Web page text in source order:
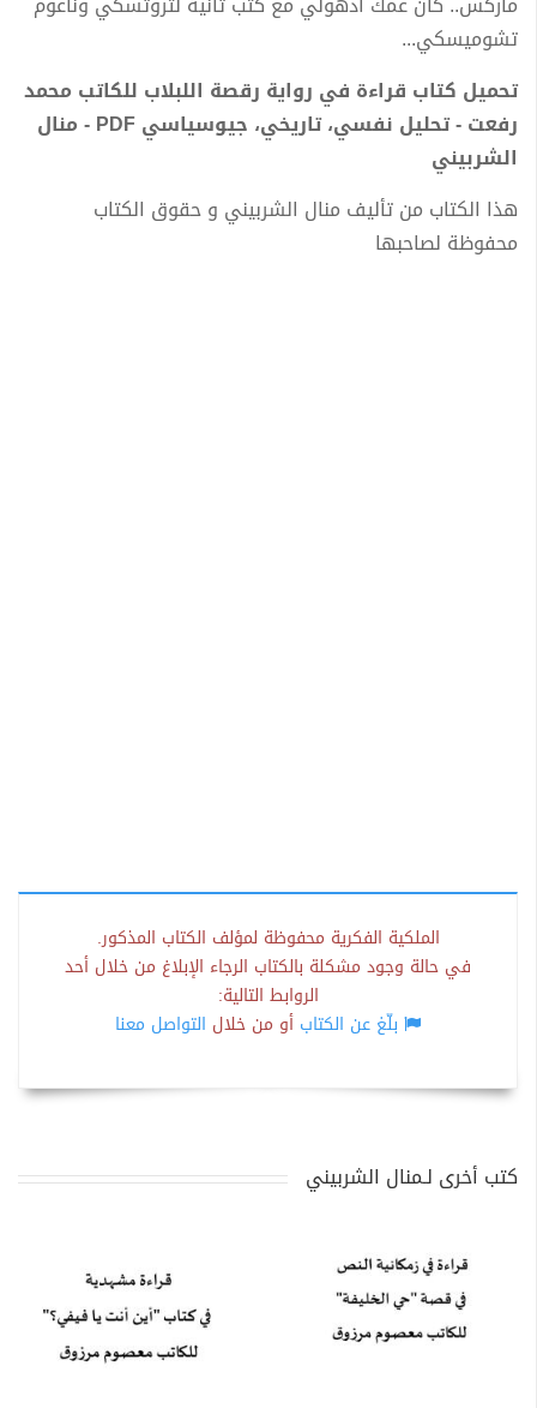
تشوميسكي...
تحميل كتاب قراءة في رواية رقصة اللبلاب للكاتب محمد
رفعت - تحليل نفسي، تاريخي، جيوسياسي PDF - منال
الشربيني
هذا الكتاب من تأليف منال الشربيني و حقوق الكتاب
محفوظة لصاحبها
الملكية الفكرية محفوظة لمؤلف الكتاب المذكور.
في حالة وجود مشكلة بالكتاب الرجاء الإبلاغ من خلال أحد
الروابط التالية:
بلّغ عن الكتاب أو من خلال التواصل معنا
كتب أخرى لـمنال الشربيني